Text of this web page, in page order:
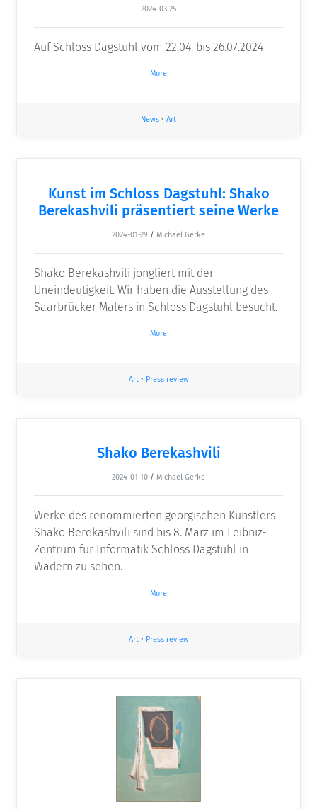
2024-03-25
Auf Schloss Dagstuhl vom 22.04. bis 26.07.2024
More
News • Art
Kunst im Schloss Dagstuhl: Shako
Berekashvili präsentiert seine Werke
2024-01-29 / Michael Gerke
Shako Berekashvili jongliert mit der
Uneindeutigkeit. Wir haben die Ausstellung des
Saarbrücker Malers in Schloss Dagstuhl besucht.
More
Art• Press review
Shako Berekashvili
2024-01-10 / Michael Gerke
Werke des renommierten georgischen Künstlers
Shako Berekashvili sind bis 8. März im Leibniz-
Zentrum für Informatik Schloss Dagstuhl in
Wadern zu sehen.
More
Art• Press review